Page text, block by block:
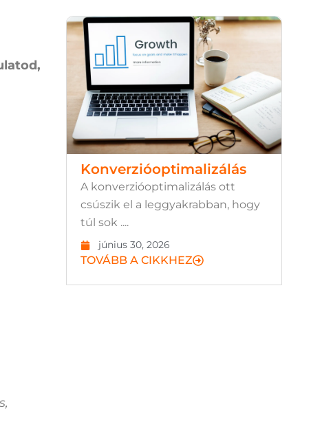
Konverzióoptimalizálás
A konverzióoptimalizálás ott
csúszik el a leggyakrabban, hogy
túl sok ....
június 30, 2026
TOVÁBB A CIKKHEZ